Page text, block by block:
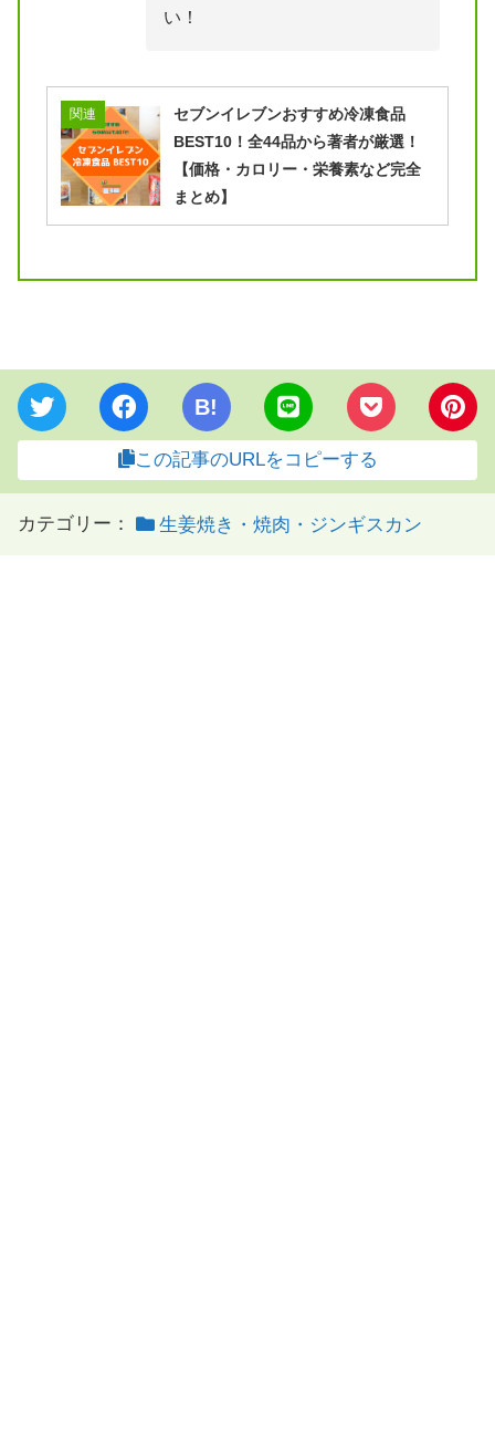
い！
関連
セブンイレブンおすすめ冷凍食品
BEST10！全44品から著者が厳選！
【価格・カロリー・栄養素など完全
まとめ】
B!
この記事のURLをコピーする
カテゴリー： 生姜焼き・焼肉・ジンギスカン